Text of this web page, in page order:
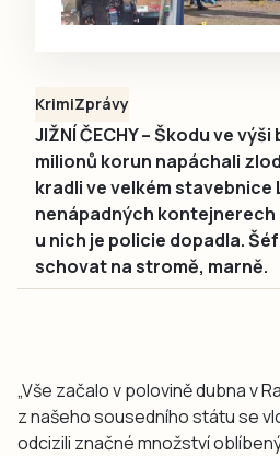
KrimiZprávy
JIŽNÍ ČECHY – Škodu ve
milionů korun napáchali
kradli ve velkém stavebnice
nenápadných kontejnerech
u nich je policie dopadla.
schovat na stromě, marně.
„Vše začalo v polovině dubna v
z našeho sousedního státu se
odcizili značné množství